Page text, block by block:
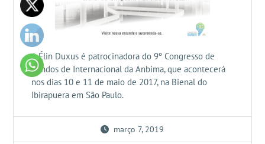
A Élin Duxus é patrocinadora do 9º Congresso de
Fundos de Internacional da Anbima, que acontecerá
nos dias 10 e 11 de maio de 2017, na Bienal do
Ibirapuera em São Paulo.
março 7, 2019